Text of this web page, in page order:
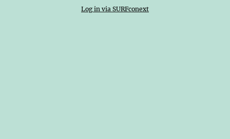
Log in via SURFconext